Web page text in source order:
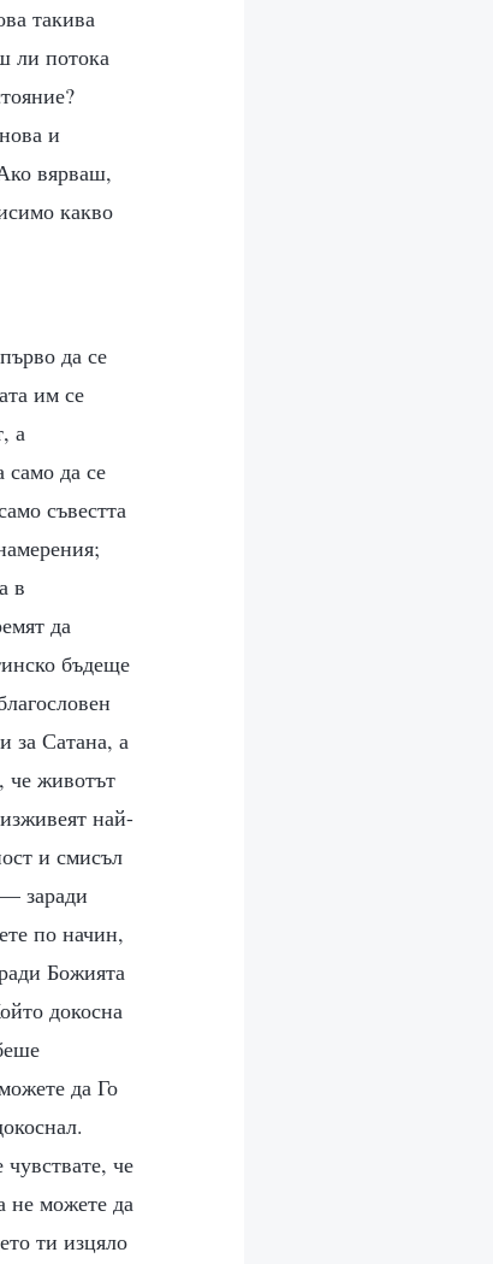
такива
ли потока
и
вярваш,
какво
да се
им се
а
само да се
съвестта
в
да
бъдеще
за Сатана, а
че животът
най-
и смисъл
заради
по начин,
Божията
докосна
да Го
че
не можете да
ти изцяло